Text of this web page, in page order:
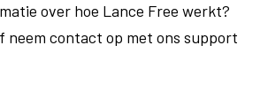
over hoe Lance Free werkt?
neem contact op met ons support